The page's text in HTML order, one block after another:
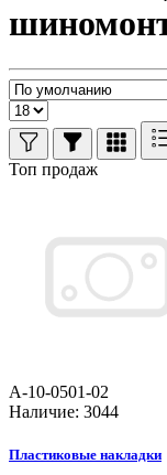
Топ продаж
A-10-0501-02
Наличие: 3044
Пластиковые накладки